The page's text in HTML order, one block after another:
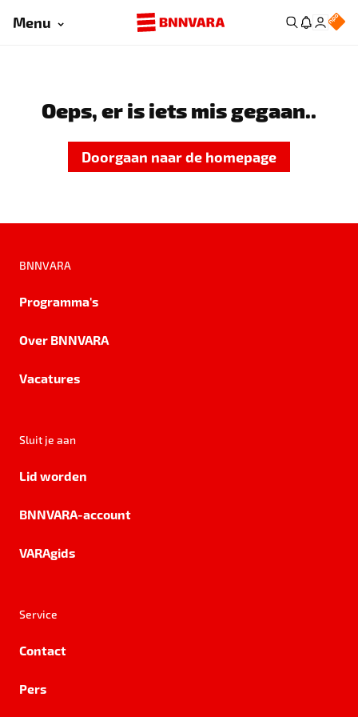
Menu
Oeps, er is iets mis gegaan..
Doorgaan naar de homepage
BNNVARA
Programma's
Over BNNVARA
Vacatures
Sluit je aan
Lid worden
BNNVARA-account
VARAgids
Service
Contact
Pers